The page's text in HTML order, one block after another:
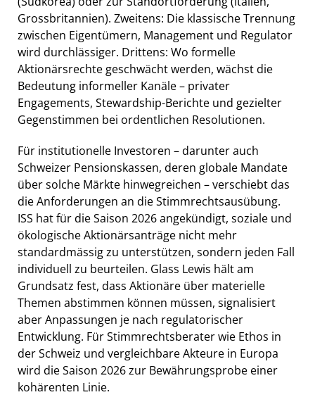
Grossbritannien). Zweitens: Die klassische Trennung
zwischen Eigentümern, Management und Regulator
wird durchlässiger. Drittens: Wo formelle
Aktionärsrechte geschwächt werden, wächst die
Bedeutung informeller Kanäle – privater
Engagements, Stewardship-Berichte und gezielter
Gegenstimmen bei ordentlichen Resolutionen.
Für institutionelle Investoren – darunter auch
Schweizer Pensionskassen, deren globale Mandate
über solche Märkte hinwegreichen – verschiebt das
die Anforderungen an die Stimmrechtsausübung.
ISS hat für die Saison 2026 angekündigt, soziale und
ökologische Aktionärsanträge nicht mehr
standardmässig zu unterstützen, sondern jeden Fall
individuell zu beurteilen. Glass Lewis hält am
Grundsatz fest, dass Aktionäre über materielle
Themen abstimmen können müssen, signalisiert
aber Anpassungen je nach regulatorischer
Entwicklung. Für Stimmrechtsberater wie Ethos in
der Schweiz und vergleichbare Akteure in Europa
wird die Saison 2026 zur Bewährungsprobe einer
kohärenten Linie.